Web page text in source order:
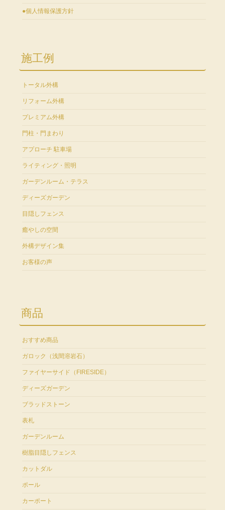
●個人情報保護方針
施工例
トータル外構
リフォーム外構
プレミアム外構
門柱・門まわり
アプローチ 駐車場
ライティング・照明
ガーデンルーム・テラス
ディーズガーデン
目隠しフェンス
癒やしの空間
外構デザイン集
お客様の声
商品
おすすめ商品
ガロック（浅間溶岩石）
ファイヤーサイド（FIRESIDE）
ディーズガーデン
ブラッドストーン
表札
ガーデンルーム
樹脂目隠しフェンス
カットダル
ポール
カーポート